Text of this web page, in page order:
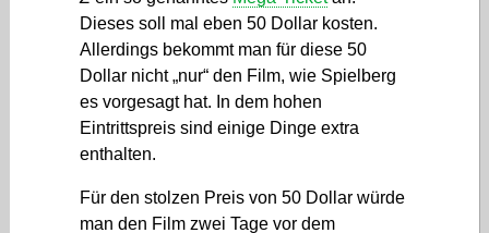
Dieses soll mal eben 50 Dollar kosten.
Allerdings bekommt man für diese 50
Dollar nicht „nur“ den Film, wie Spielberg
es vorgesagt hat. In dem hohen
Eintrittspreis sind einige Dinge extra
enthalten.
Für den stolzen Preis von 50 Dollar würde
man den Film zwei Tage vor dem